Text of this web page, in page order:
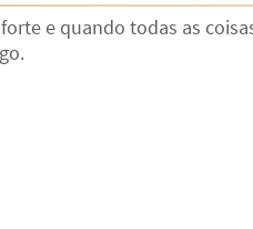
e quando todas as